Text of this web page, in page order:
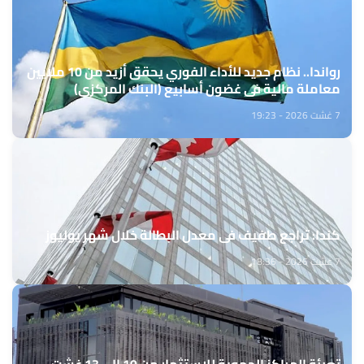
رواندا.. نظام جديد للأداء الفوري يحقق أزيد من 10 ملايين
معاملة مالية في غضون أسابيع (البنك المركزي)
7 غشت 2026 - 19:23
كندا: تراجع طفيف في معدل البطالة خلال شهر يوليوز
7 غشت 2026 - 18:36